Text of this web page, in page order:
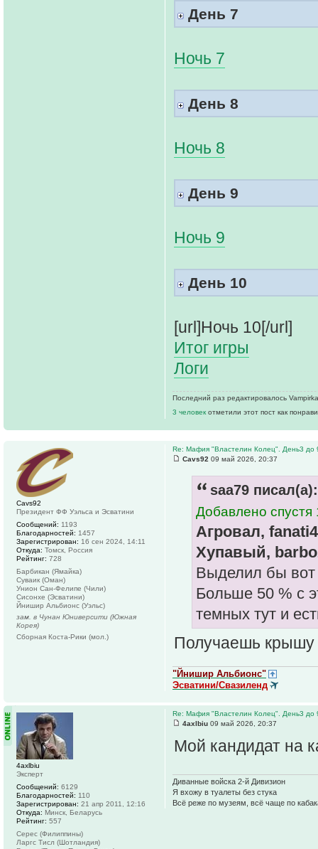
День 7
Ночь 7
День 8
Ночь 8
День 9
Ночь 9
День 10
[url]Ночь 10[/url]
Итог игры
Логи
Последний раз редактировалось
3 человек отметили этот пост как
Re: Мафия "Властелин Колец". День3 до
Cavs92 09 май 2026, 20:37
saa79 писал(а):
Добавлено спустя
Агровал,
Хупавый,
Выделил бы вот
Больше 50 % с
темных тут и
Получаешь крышу
"Йнишир Альбионс"
Эсватини/Свазиленд
Cavs92
Президент ФФ Уэльса и Эсватини
Сообщений: 1193
Благодарностей: 1457
Зарегистрирован: 16 сен 2024, 14:11
Откуда: Томск, Россия
Рейтинг: 728
Барбикан (Ямайка)
Суваик (Оман)
Унион Сан-Фелипе (Чили)
Сисонхе (Эсватини)
Йнишир Альбионс (Уэльс)
зам. в Чунан Юниверсити (Южная
Корея)
Сборная Коста-Рики (мол.)
Re: Мафия "Властелин Колец". День3 до
4axlbiu 09 май 2026, 20:37
Мой кандидат на
Диванные войска 2-й Дивизион
Я вхожу в туалеты без стука
Всё реже по музеям, всё чаще по
4axlbiu
Эксперт
Сообщений: 6129
Благодарностей: 110
Зарегистрирован: 21 апр 2011, 12:16
Откуда: Минск, Беларусь
Рейтинг: 557
Серес (Филиппины)
Ларгс Тисл (Шотландия)